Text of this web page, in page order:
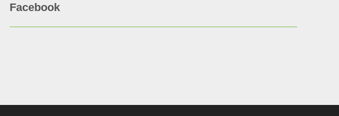
Facebook